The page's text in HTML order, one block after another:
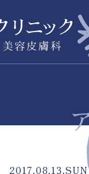
2017.08.13.SUN